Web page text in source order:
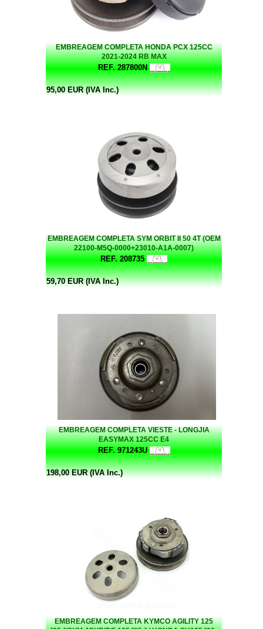
EMBREAGEM COMPLETA HONDA PCX 125CC
2021-2024 RB MAX
REF. 287800N
95,00 EUR (IVA Inc.)
EMBREAGEM COMPLETA SYM ORBIT II 50 4T (OEM
22100-M5Q-0000+23010-A1A-0007)
REF. 208735
59,70 EUR (IVA Inc.)
EMBREAGEM COMPLETA VIESTE - LONGJIA
EASYMAX 125CC E4
REF. 971243U
198,00 EUR (IVA Inc.)
EMBREAGEM COMPLETA KYMCO AGILITY 125